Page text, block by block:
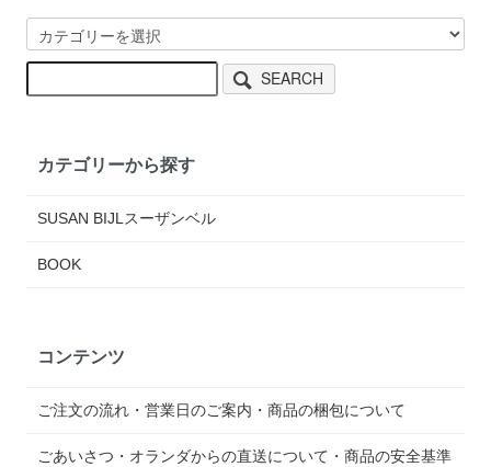
SEARCH
カテゴリーから探す
SUSAN BIJLスーザンベル
BOOK
コンテンツ
ご注文の流れ・営業日のご案内・商品の梱包について
ごあいさつ・オランダからの直送について・商品の安全基準